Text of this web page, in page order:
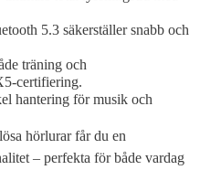
5.3 säkerställer snabb och
träning och
certifiering.
hantering för musik och
hörlurar får du en
– perfekta för både vardag